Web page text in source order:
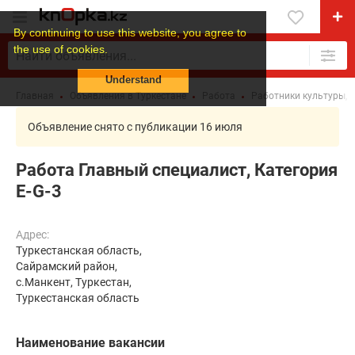
By continuing to use this website, you agree to
the use of cookies.
Understand
Объявления в Туркестане Работники
Объявление снято с публикации 16 июля
Работа Главный специалист, Категория
E-G-3
Адрес:
Туркестанская область,
Сайрамский район,
с.Манкент, Туркестан,
Туркестанская область
Наименование вакансии